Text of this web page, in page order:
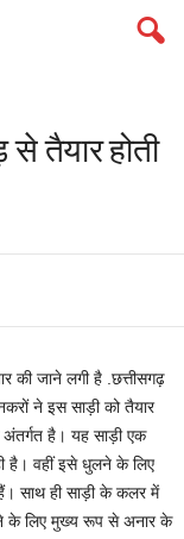
तैयार होती
की जाने लगी है .छत्तीसगढ़
ने इस साड़ी को तैयार
अंतर्गत है। यह साड़ी एक
है। वहीं इसे धुलने के लिए
साथ ही साड़ी के कलर में
के लिए मुख्य रूप से अनार के